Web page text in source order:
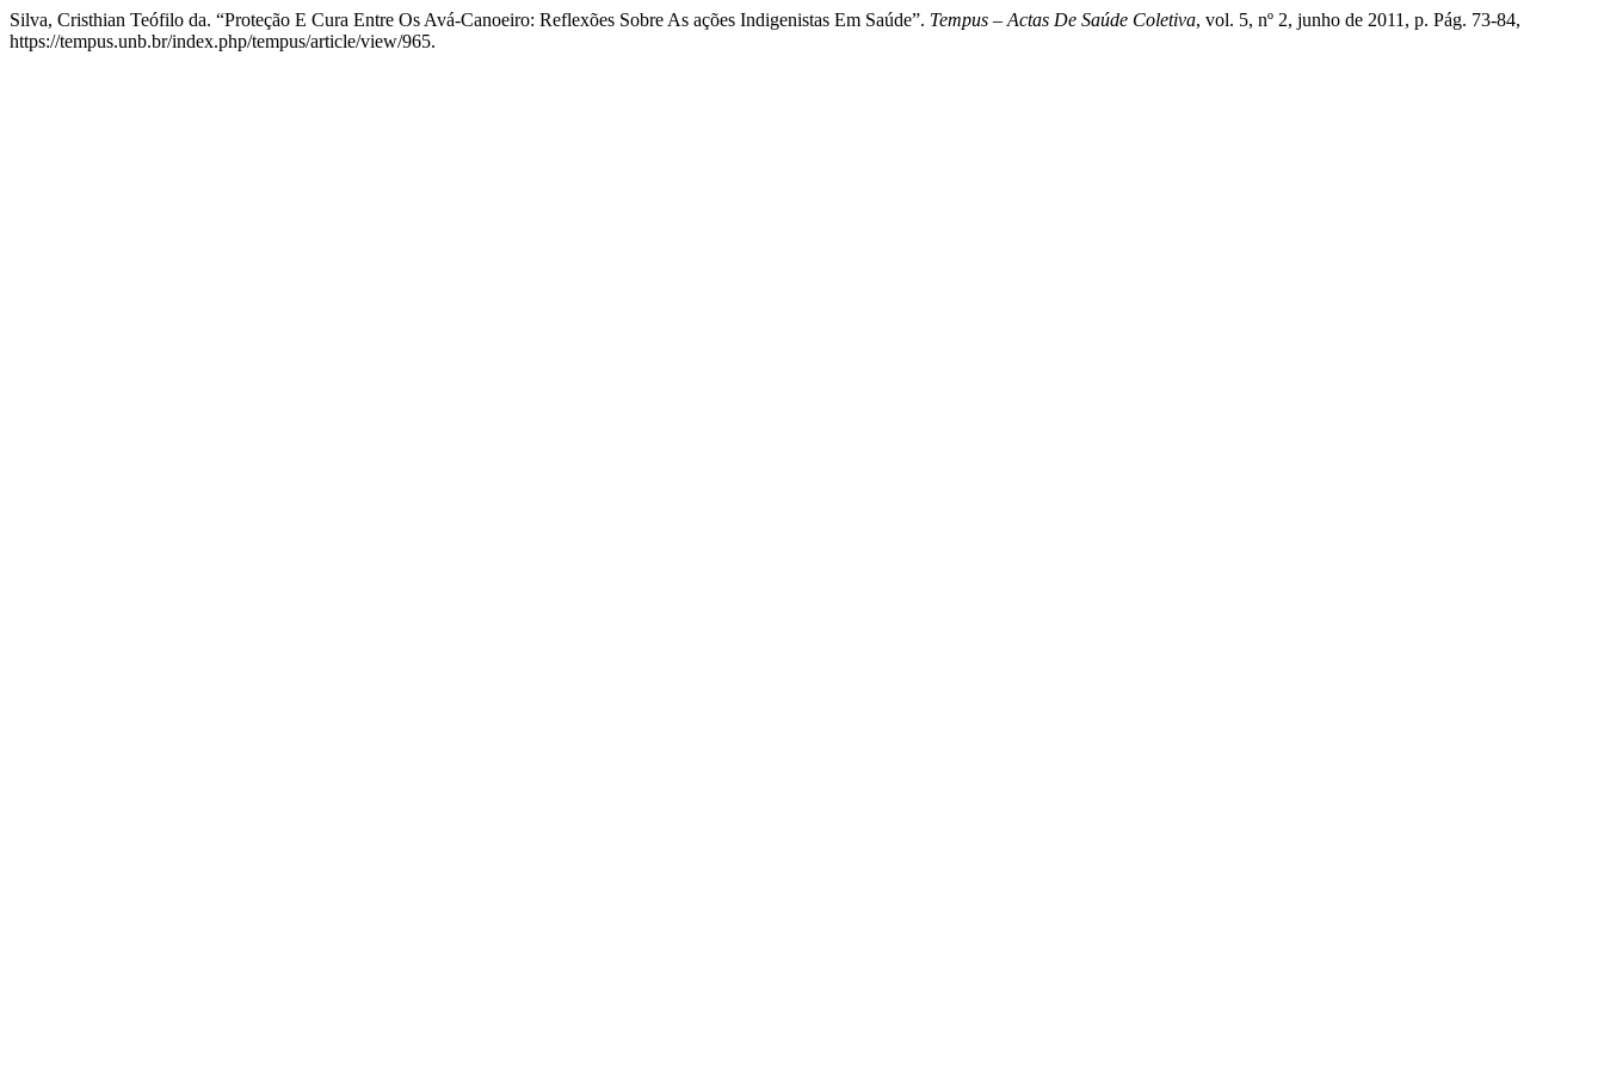
Silva, Cristhian Teófilo da. “Proteção E Cura Entre Os Avá-Canoeiro: Reflexões Sobre As ações Indigenistas Em Saúde”. Tempus – Actas De Saúde Coletiva, vol. 5, nº 2, junho de 2011, p. Pág. 73-84,
https://tempus.unb.br/index.php/tempus/article/view/965.